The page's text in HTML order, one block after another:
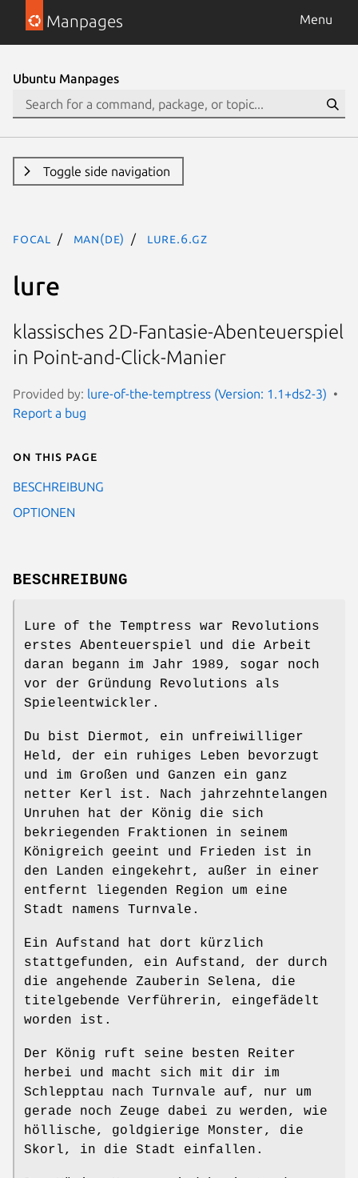
Manpages Menu
Ubuntu Manpages
Toggle side navigation
focal man(de) lure.6.gz
lure
klassisches 2D-Fantasie-Abenteuerspiel
in Point-and-Click-Manier
Provided by: lure-of-the-temptress (Version: 1.1+ds2-3)
Report a bug
On this page
BESCHREIBUNG
OPTIONEN
BESCHREIBUNG
Lure of the Temptress war Revolutions
erstes Abenteuerspiel und die Arbeit
daran begann im Jahr 1989, sogar noch
vor der Gründung Revolutions als
Spieleentwickler.
Du bist Diermot, ein unfreiwilliger
Held, der ein ruhiges Leben bevorzugt
und im Großen und Ganzen ein ganz
netter Kerl ist. Nach jahrzehntelangen
Unruhen hat der König die sich
bekriegenden Fraktionen in seinem
Königreich geeint und Frieden ist in
den Landen eingekehrt, außer in einer
entfernt liegenden Region um eine
Stadt namens Turnvale.
Ein Aufstand hat dort kürzlich
stattgefunden, ein Aufstand, der durch
die angehende Zauberin Selena, die
titelgebende Verführerin, eingefädelt
worden ist.
Der König ruft seine besten Reiter
herbei und macht sich mit dir im
Schlepptau nach Turnvale auf, nur um
gerade noch Zeuge dabei zu werden, wie
höllische, goldgierige Monster, die
Skorl, in die Stadt einfallen.